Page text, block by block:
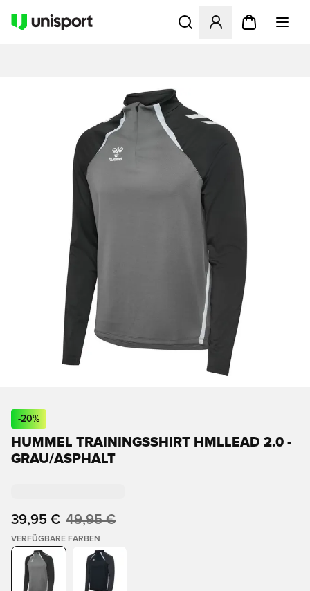
Öffnet ein neues Fenster
-20%
HUMMEL TRAININGSSHIRT HMLLEAD 2.0 -
GRAU/ASPHALT
39,95 € 49,95 €
VERFÜGBARE FARBEN